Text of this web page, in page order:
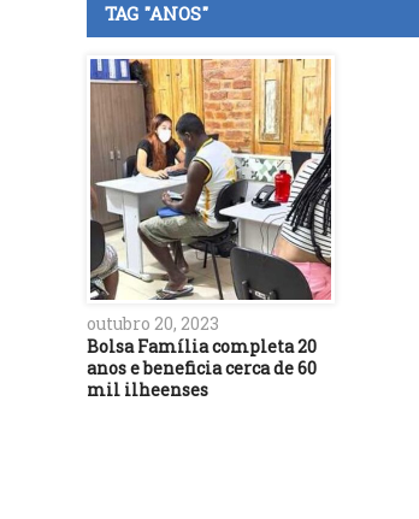
TAG "ANOS"
outubro 20, 2023
Bolsa Família completa 20
anos e beneficia cerca de 60
mil ilheenses